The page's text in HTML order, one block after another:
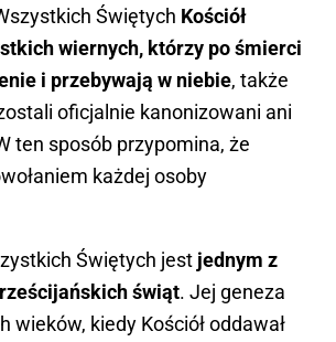
Świętych Kościół
wiernych, którzy po śmierci
i przebywają w niebie, także
oficjalnie kanonizowani ani
ten sposób przypomina, że
każdej osoby
Świętych jest jednym z
świąt. Jej geneza
wieków, kiedy Kościół oddawał